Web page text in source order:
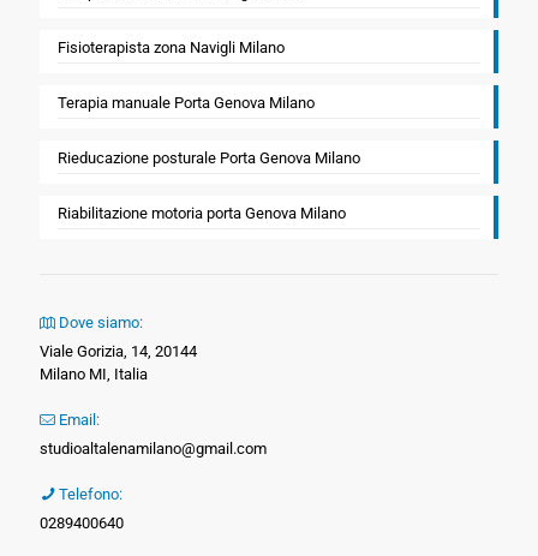
Fisioterapista zona Navigli Milano
Terapia manuale Porta Genova Milano
Rieducazione posturale Porta Genova Milano
Riabilitazione motoria porta Genova Milano
Dove siamo:
Viale Gorizia, 14, 20144
Milano MI, Italia
Email:
studioaltalenamilano@gmail.com
Telefono:
0289400640